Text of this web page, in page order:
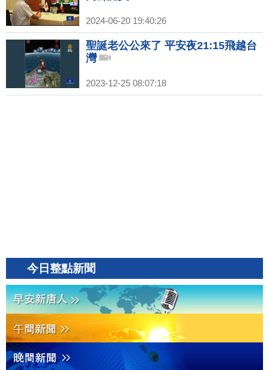
2024-06-20 19:40:26
聖誕老公公來了 平安夜21:15飛越台
灣
2023-12-25 08:07:18
今日整點新聞